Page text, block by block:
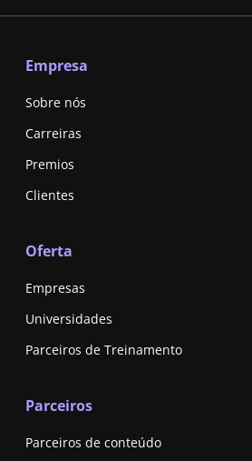
Empresa
Sobre nós
Carreiras
Premios
Clientes
Oferta
Empresas
Universidades
Parceiros de Treinamento
Parceiros
Parceiros de conteúdo